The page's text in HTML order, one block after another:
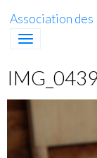
Association
IMG_0439